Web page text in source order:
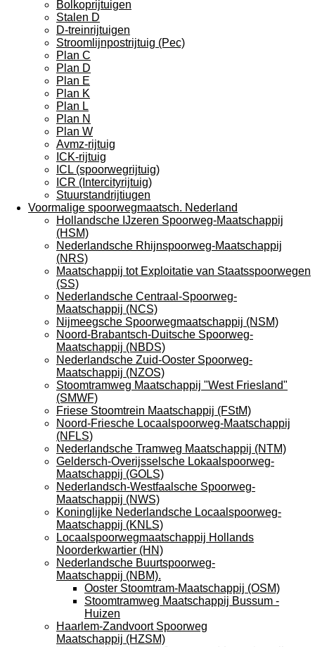
Bolkoprijtuigen
Stalen D
D-treinrijtuigen
Stroomlijnpostrijtuig (Pec)
Plan C
Plan D
Plan E
Plan K
Plan L
Plan N
Plan W
Avmz-rijtuig
ICK-rijtuig
ICL (spoorwegrijtuig)
ICR (Intercityrijtuig)
Stuurstandrijtiugen
Voormalige spoorwegmaatsch. Nederland
Hollandsche IJzeren Spoorweg-Maatschappij
(HSM)
Nederlandsche Rhijnspoorweg-Maatschappij
(NRS)
Maatschappij tot Exploitatie van Staatsspoorwegen
(SS)
Nederlandsche Centraal-Spoorweg-
Maatschappij (NCS)
Nijmeegsche Spoorwegmaatschappij (NSM)
Noord-Brabantsch-Duitsche Spoorweg-
Maatschappij (NBDS)
Nederlandsche Zuid-Ooster Spoorweg-
Maatschappij (NZOS)
Stoomtramweg Maatschappij "West Friesland"
(SMWF)
Friese Stoomtrein Maatschappij (FStM)
Noord-Friesche Locaalspoorweg-Maatschappij
(NFLS)
Nederlandsche Tramweg Maatschappij (NTM)
Geldersch-Overijsselsche Lokaalspoorweg-
Maatschappij (GOLS)
Nederlandsch-Westfaalsche Spoorweg-
Maatschappij (NWS)
Koninglijke Nederlandsche Locaalspoorweg-
Maatschappij (KNLS)
Locaalspoorwegmaatschappij Hollands
Noorderkwartier (HN)
Nederlandsche Buurtspoorweg-
Maatschappij (NBM).
Ooster Stoomtram-Maatschappij (OSM)
Stoomtramweg Maatschappij Bussum -
Huizen
Haarlem-Zandvoort Spoorweg
Maatschappij (HZSM)